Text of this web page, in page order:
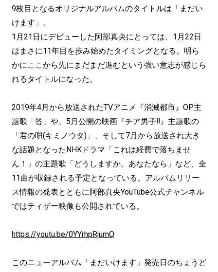
9枚目となるオリジナルアルバムのタイトルは「まだい
けます」。
1月21日にデビューした阿部真央にとっては、1月22日
はまさに11年目を歩み始めたタイミングとなる。明ら
かにここから先にまだまだ進むという強い意志が感じら
れるタイトルになった。
2019年4月から放送されたTVアニメ『消滅都市』OP主
題歌「答」や、5月公開の映画『チア男子‼︎』主題歌の
「君の唄(キミノウタ)」、そして7月から放送され大き
な話題となったNHKドラマ「これは経費で落ちませ
ん！」の主題歌「どうしますか、あなたなら」など、全
11曲が収録される予定となっている。アルバムリリー
ス情報の発表とともに阿部真央YouTube公式チャンネル
ではティザー映像も公開されている。
https://youtu.be/0YYrhpRjumQ
このニューアルバム「まだいけます」発売日のちょうど